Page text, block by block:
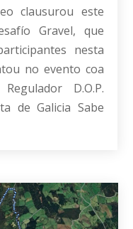
clausurou este
Gravel, que
nesta
no evento coa
D.O.P.
de Galicia Sabe